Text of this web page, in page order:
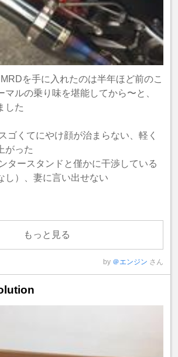
を手に入れたのは半年ほど前のこ
マルの乗り味を堪能してから〜と、
した
ゴくてにやけ顔が治まらない、軽く
がった
タースタンドと僅かに干渉している
し）、妻に言い出せない
もっと見る
by ＠エンジン さん